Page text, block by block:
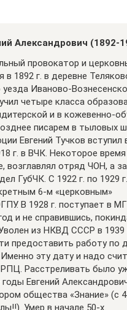
Александрович (1892-
провокатор и
в 1892 г. в деревне
уезда Иваново-
четыре класса
и в кожевенно-
писарем в тыловых
Евгений Тучков вступил
г. в ВЧК. Некоторое
возглавлял отряд ЧОН, а
ГубЧК. С 1922 г. по 1929
6-м «церковным»
В 1928 г. поступает в
и не справившись,
из НКВД СССР в 1939
предоставить работу по
эту дату и надо
Расстреливать было
Евгений
общества «Знание» (с
Умер в начале 50-х.